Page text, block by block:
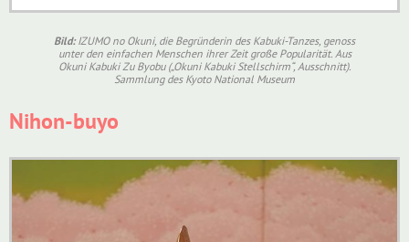
Bild:IZUMO no Okuni, die Begründerin des Kabuki-Tanzes, genoss
unter den einfachen Menschen ihrer Zeit große Popularität. Aus
Okuni Kabuki Zu Byobu („Okuni Kabuki Stellschirm“, Ausschnitt).
Sammlung des Kyoto National Museum
Nihon-buyo